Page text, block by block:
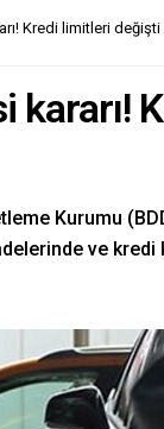
Kredi limitleri değişti
kararı!
Kurumu
ve